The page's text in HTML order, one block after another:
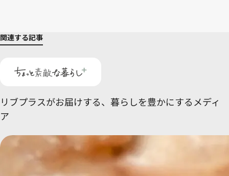
関連する記事
リブプラスがお届けする、 暮らしを豊かにするメディ
ア